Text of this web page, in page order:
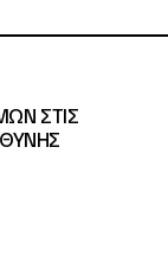
ΣΤΙΣ